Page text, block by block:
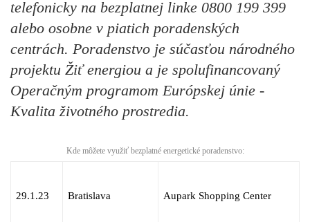
telefonicky na bezplatnej linke 0800 199 399
alebo osobne v piatich poradenských
centrách. Poradenstvo je súčasťou národného
projektu Žiť energiou a je spolufinancovaný
Operačným programom Európskej únie -
Kvalita životného prostredia.
Kde môžete využiť bezplatné energetické poradenstvo:
29.1.23 Bratislava Aupark Shopping Center